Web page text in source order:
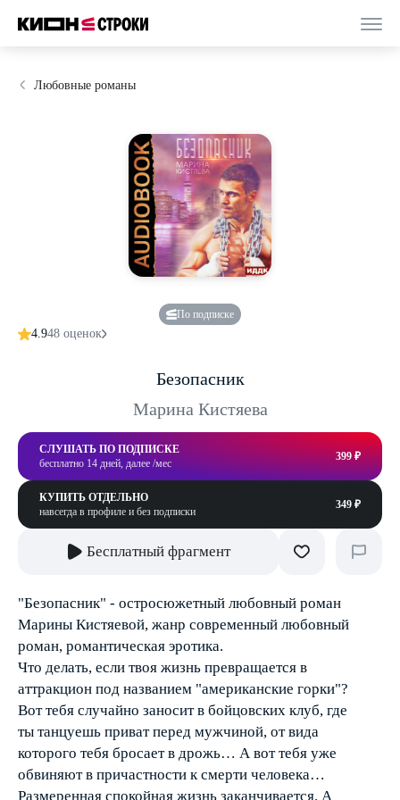
Любовные романы
По подписке
4.948 оценок
Безопасник
Марина Кистяева
СЛУШАТЬ ПО ПОДПИСКЕ
бесплатно 14 дней, далее /мес
399 ₽
КУПИТЬ ОТДЕЛЬНО
навсегда в профиле и без подписки
349 ₽
Бесплатный фрагмент
"Безопасник" - остросюжетный любовный роман
Марины Кистяевой, жанр современный любовный
роман, романтическая эротика.
Что делать, если твоя жизнь превращается в
аттракцион под названием "американские горки"?
Вот тебя случайно заносит в бойцовских клуб, где
ты танцуешь приват перед мужчиной, от вида
которого тебя бросает в дрожь… А вот тебя уже
обвиняют в причастности к смерти человека…
Размеренная спокойная жизнь заканчивается. А